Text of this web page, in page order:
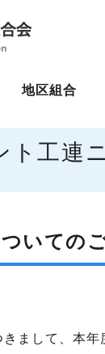
地区組合
ト工連
いての
まして、本